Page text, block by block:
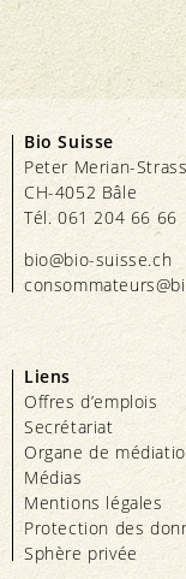
Bio Suisse
Peter Merian-
CH-4052 Bâle
Tél. 061 204 66 66
bio@bio-suisse.ch
Liens
Offres d’emplois
Secrétariat
Organe de
Médias
Mentions légales
Protection des
Sphère privée